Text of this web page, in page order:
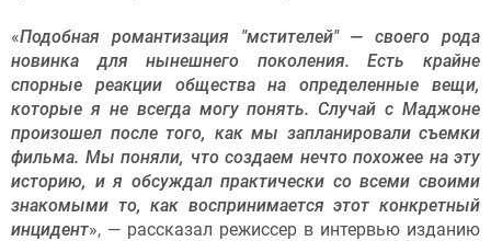
«Подобная романтизация "мстителей" — своего рода
новинка для нынешнего поколения. Есть крайне
спорные реакции общества на определенные вещи,
которые я не всегда могу понять. Случай с Маджоне
произошел после того, как мы запланировали съемки
фильма. Мы поняли, что создаем нечто похожее на эту
историю, и я обсуждал практически со всеми своими
знакомыми то, как воспринимается этот конкретный
инцидент», — рассказал режиссер в интервью изданию